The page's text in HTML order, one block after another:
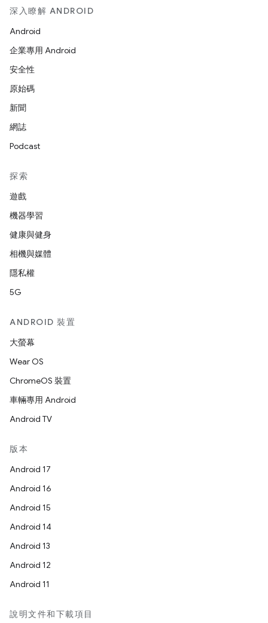
深入瞭解 ANDROID
Android
企業專用 Android
安全性
原始碼
新聞
網誌
Podcast
探索
遊戲
機器學習
健康與健身
相機與媒體
隱私權
5G
ANDROID 裝置
大螢幕
Wear OS
ChromeOS 裝置
車輛專用 Android
Android TV
版本
Android 17
Android 16
Android 15
Android 14
Android 13
Android 12
Android 11
說明文件和下載項目